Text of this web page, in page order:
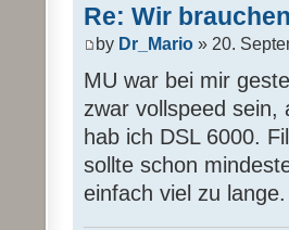
Re: Wir
by Dr_Mario » 20.
MU war bei mir
zwar vollspeed
hab ich DSL 6000.
sollte schon
einfach viel zu lange.